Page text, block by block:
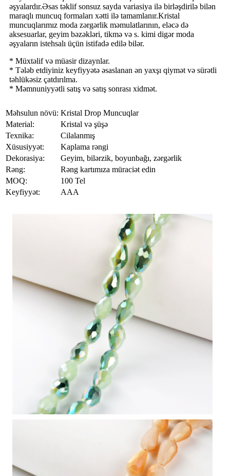
əşyalardır.Əsas təklif sonsuz sayda variasiya ilə birləşdirilə bilən
maraqlı muncuq formaları xətti ilə tamamlanır.Kristal
muncuqlarımız moda zərgərlik məmulatlarının, eləcə də
aksesuarlar, geyim bəzəkləri, tikmə və s. kimi digər moda
əşyaların istehsalı üçün istifadə edilə bilər.
* Müxtəlif və müasir dizaynlar.
* Tələb etdiyiniz keyfiyyətə əsaslanan ən yaxşı qiymət və sürətli
təhlükəsiz çatdırılma.
* Məmnuniyyətli satış və satış sonrası xidmət.
Məhsulun növü: Kristal Drop Muncuqlar
Material:
Kristal və şüşə
Texnika:
Cilalanmış
Xüsusiyyət:
Kaplama rəngi
Dekorasiya:
Geyim, bilərzik, boyunbağı, zərgərlik
Rəng:
Rəng kartımıza müraciət edin
MOQ:
100 Tel
Keyfiyyət:
AAA